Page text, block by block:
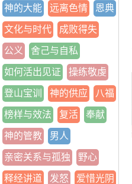
神的大能 远离色情 恩典
文化与时代 成败得失
公义 舍己与自私
如何活出见证 操练敬虔
登山宝训 神的供应 八福
榜样与效法 复活 奉献
神的管教 男人
亲密关系与孤独 野心
释经讲道 发怒 爱惜光阴